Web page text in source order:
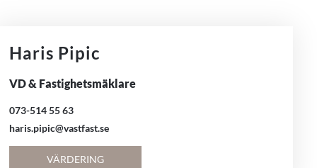
Haris Pipic
VD & Fastighetsmäklare
073-514 55 63
haris.pipic@vastfast.se
VÄRDERING